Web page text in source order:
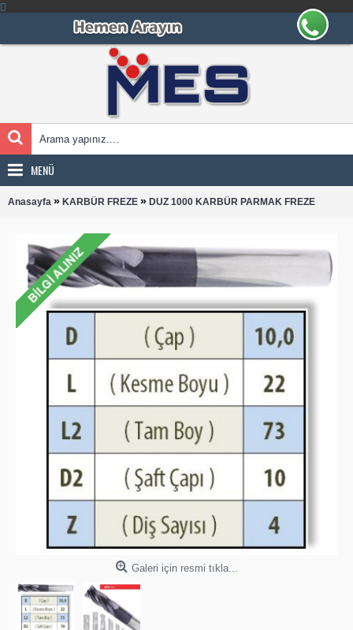
MENÜ
Anasayfa » KARBÜR FREZE » DUZ 1000 KARBÜR PARMAK FREZE
Galeri için resmi tıkla...